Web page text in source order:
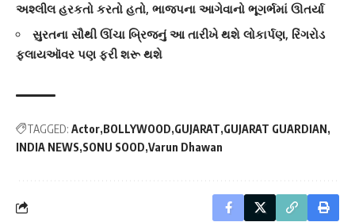
અશ્લીલ હરકતો કરતો હતો, ભાજપના આગેવાનો ભૂગર્ભમાં ઊતર્યા
સુરતના સૌથી ઊંચા બ્રિજનું આ તારીખે થશે લોકાર્પણ, રિંગરોડ
ફ્લાયઑવર પણ ફરી શરૂ થશે
TAGGED: Actor BOLLYWOOD GUJARAT GUJARAT GUARDIAN
INDIA NEWS SONU SOOD Varun Dhawan